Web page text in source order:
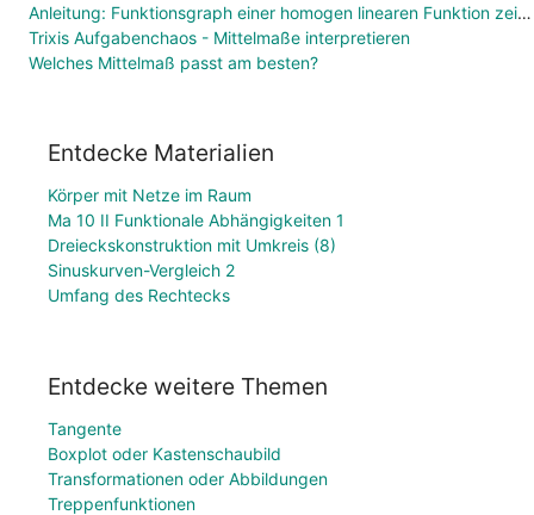
Anleitung: Funktionsgraph einer homogen linearen Funktion zeichnen
Trixis Aufgabenchaos - Mittelmaße interpretieren
Welches Mittelmaß passt am besten?
Entdecke Materialien
Körper mit Netze im Raum
Ma 10 II Funktionale Abhängigkeiten 1
Dreieckskonstruktion mit Umkreis (8)
Sinuskurven-Vergleich 2
Umfang des Rechtecks
Entdecke weitere Themen
Tangente
Boxplot oder Kastenschaubild
Transformationen oder Abbildungen
Treppenfunktionen